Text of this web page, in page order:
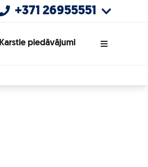
+371 26955551
Karstie piedāvājumi